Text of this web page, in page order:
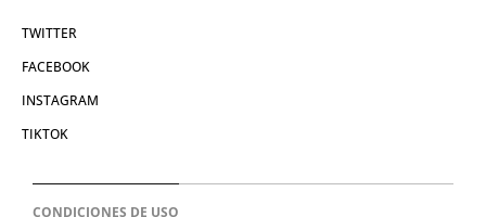
TWITTER
FACEBOOK
INSTAGRAM
TIKTOK
CONDICIONES DE USO